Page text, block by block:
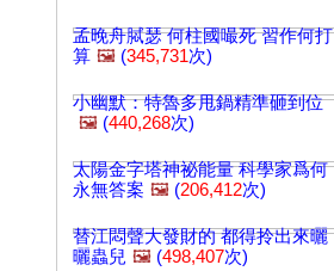
孟晚舟脦瑟 何柱國嘬死 習作何打
算 🖼️ (345,731次)
小幽默：特魯多甩鍋精準砸到位
🖼️ (440,268次)
太陽金字塔神祕能量 科學家爲何
永無答案 🖼️ (206,412次)
替江悶聲大發財的 都得拎出來曬
曬蟲兒 🖼️ (498,407次)